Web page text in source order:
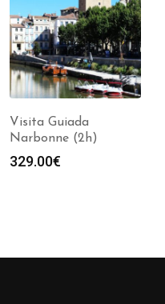
Visita Guiada
Narbonne (2h)
329.00€